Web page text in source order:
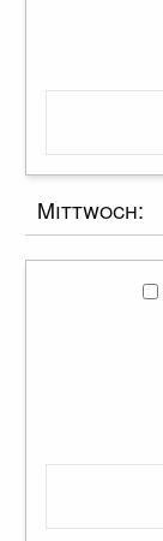
Mittwoch: